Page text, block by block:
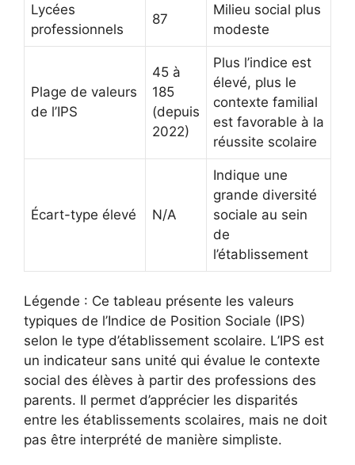
Lycées
professionnels
87
Milieu social plus
modeste
Plage de valeurs
de l’IPS
45 à
185
(depuis
2022)
Plus l’indice est
élevé, plus le
contexte familial
est favorable à la
réussite scolaire
Écart-type élevé N/A
Indique une
grande diversité
sociale au sein
de
l’établissement
Légende : Ce tableau présente les valeurs
typiques de l’Indice de Position Sociale (IPS)
selon le type d’établissement scolaire. L’IPS est
un indicateur sans unité qui évalue le contexte
social des élèves à partir des professions des
parents. Il permet d’apprécier les disparités
entre les établissements scolaires, mais ne doit
pas être interprété de manière simpliste.